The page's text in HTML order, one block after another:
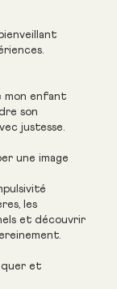
mon enfant
son
justesse.
une image
les
et découvrir
et